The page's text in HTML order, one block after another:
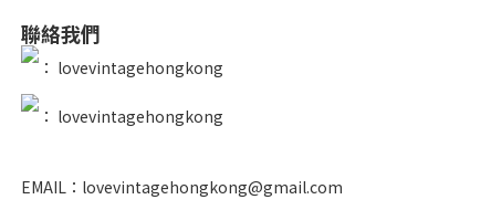
聯絡我們
： lovevintagehongkong
： lovevintagehongkong
EMAIL：lovevintagehongkong@gmail.com